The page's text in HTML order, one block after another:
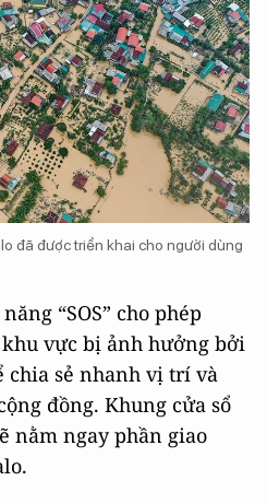
đã được triển khai cho người dùng
“SOS” cho phép
vực bị ảnh hưởng bởi
chia sẻ nhanh vị trí và
đồng. Khung cửa sổ
nằm ngay phần giao